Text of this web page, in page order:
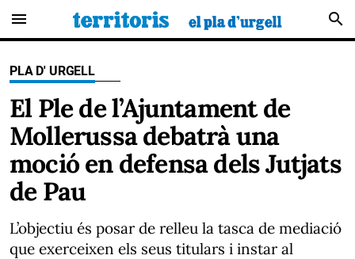
menu search
PLA D' URGELL
El Ple de l’Ajuntament de
Mollerussa debatrà una
moció en defensa dels Jutjats
de Pau
L’objectiu és posar de relleu la tasca de mediació
que exerceixen els seus titulars i instar al